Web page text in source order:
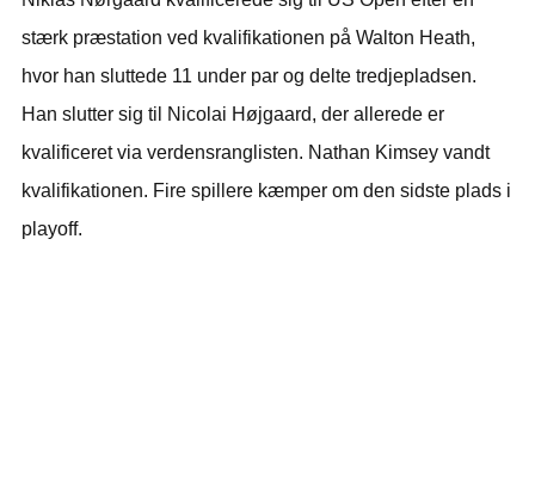
stærk præstation ved kvalifikationen på Walton Heath,
hvor han sluttede 11 under par og delte tredjepladsen.
Han slutter sig til Nicolai Højgaard, der allerede er
kvalificeret via verdensranglisten. Nathan Kimsey vandt
kvalifikationen. Fire spillere kæmper om den sidste plads i
playoff.